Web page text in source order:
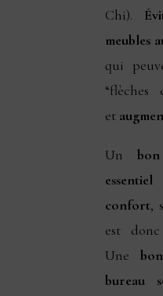
Chi).
meubles
qui
“flèches
et
Un
essentiel
confort,
est
Une
bureau